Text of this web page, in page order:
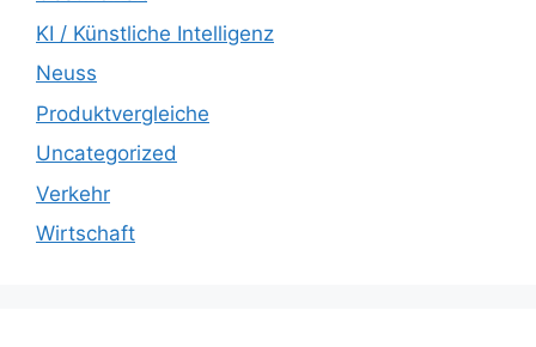
KI / Künstliche Intelligenz
Neuss
Produktvergleiche
Uncategorized
Verkehr
Wirtschaft